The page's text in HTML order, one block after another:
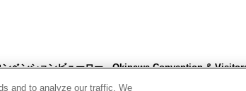
ンベンションビューローOkinawa Convention &
字小禄1831-1 沖縄産業支援センター2F
and to analyze our traffic. We